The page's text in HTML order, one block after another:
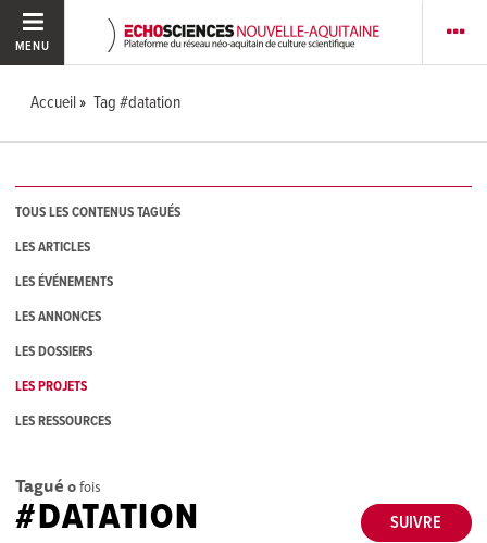
MENU
Accueil Tag #datation
TOUS LES CONTENUS TAGUÉS
LES ARTICLES
LES ÉVÉNEMENTS
LES ANNONCES
LES DOSSIERS
LES PROJETS
LES RESSOURCES
Tagué 0fois
SUIVRE
#DATATION